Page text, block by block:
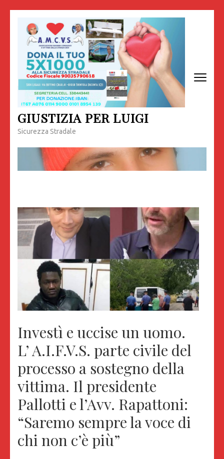
contenuto
(premi
invio)
GIUSTIZIA PER LUIGI
Sicurezza Stradale
Investì e uccise un uomo.
L’ A.I.F.V.S. parte civile del
processo a sostegno della
vittima. Il presidente
Pallotti e l’Avv. Rapattoni:
“Saremo sempre la voce di
chi non c’è più”